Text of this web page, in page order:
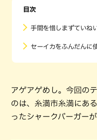
目次
手間を惜しまずていね
セーイカをふんだんに
アゲアゲめし。今回の
のは、糸満市糸満にあ
ったシャークバーガー